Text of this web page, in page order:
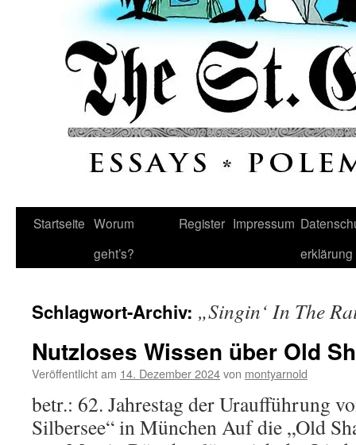
Startseite Worum
geht’s?
Register Impressum
erklärung
Schlagwort-Archiv: „Singin‘ In The
Nutzloses Wissen über Old
Veröffentlicht am 14. Dezember 2024von montyarnold
betr.: 62. Jahrestag der Uraufführung
Silbersee“ in München Auf die „Old